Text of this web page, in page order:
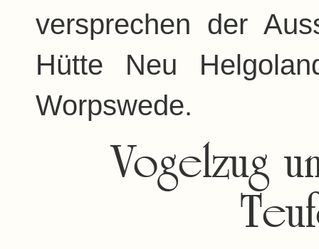
versprechen der
Hütte Neu
Worpswede.
Vogelzug